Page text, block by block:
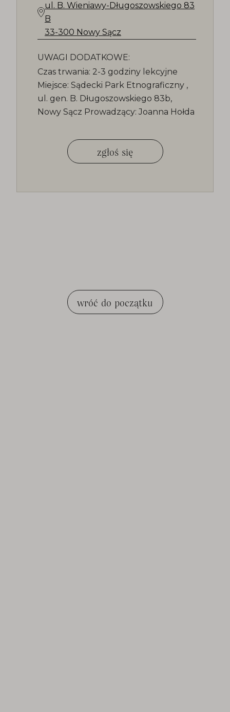
ul. B. Wieniawy-Długoszowskiego 83
B
33-300 Nowy Sącz
UWAGI DODATKOWE:
Czas trwania: 2-3 godziny lekcyjne
Miejsce: Sądecki Park Etnograficzny ,
ul. gen. B. Długoszowskiego 83b,
Nowy Sącz Prowadzący: Joanna Hołda
zgłoś się
wróć do początku